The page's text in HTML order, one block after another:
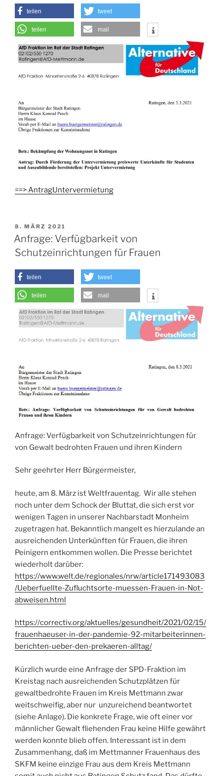
teilen tweet
teilen mail
==> AntragUntervermietung
VERÖFFENTLICHT
AM
8. MÄRZ 2021
Anfrage: Verfügbarkeit von
Schutzeinrichtungen für Frauen
teilen tweet
teilen mail
Anfrage: Verfügbarkeit von Schutzeinrichtungen für
von Gewalt bedrohten Frauen und ihren Kindern
Sehr geehrter Herr Bürgermeister,
heute, am 8. März ist Weltfrauentag. Wir alle stehen
noch unter dem Schock der Bluttat, die sich erst vor
wenigen Tagen in unserer Nachbarstadt Monheim
zugetragen hat. Bekanntlich mangelt es hierzulande an
ausreichenden Unterkünften für Frauen, die ihren
Peinigern entkommen wollen. Die Presse berichtet
wiederholt darüber:
https://www.welt.de/regionales/nrw/article171493083
/Ueberfuellte-Zufluchtsorte-muessen-Frauen-in-Not-
abweisen.html
https://correctiv.org/aktuelles/gesundheit/2021/02/15/
frauenhaeuser-in-der-pandemie-92-mitarbeiterinnen-
berichten-ueber-den-prekaeren-alltag/
Kürzlich wurde eine Anfrage der SPD-Fraktion im
Kreistag nach ausreichenden Schutzplätzen für
gewaltbedrohte Frauen im Kreis Mettmann zwar
weitschweifig, aber nur unzureichend beantwortet
(siehe Anlage). Die konkrete Frage, wie oft einer vor
männlicher Gewalt fliehenden Frau keine Hilfe gewährt
werden konnte blieb offen. Interessant ist in dem
Zusammenhang, daß im Mettmanner Frauenhaus des
SKFM keine einzige Frau aus dem Kreis Mettmann